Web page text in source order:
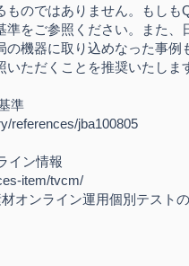
ものではありません。もし
準をご参照ください。また
機器に取り込めなった事
ただくことを推奨いたしま
準
references/jba100805
イン情報
item/tvcm/
オンライン運用個別テスト